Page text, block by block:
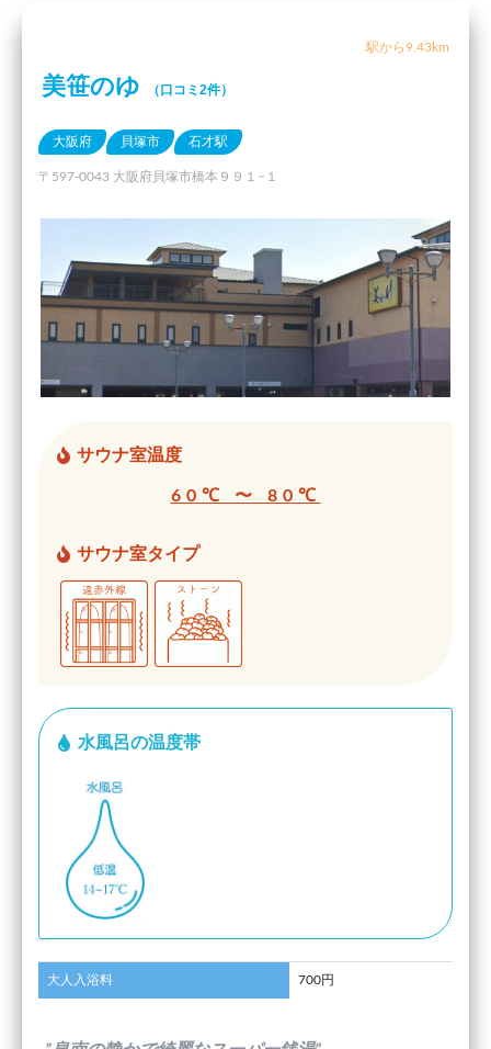
駅から9.43km
美笹のゆ （口コミ2件）
大阪府 貝塚市 石才駅
〒597-0043 大阪府貝塚市橋本９９１−１
サウナ室温度
60℃ 〜 80℃
サウナ室タイプ
水風呂の温度帯
大人入浴料 700円